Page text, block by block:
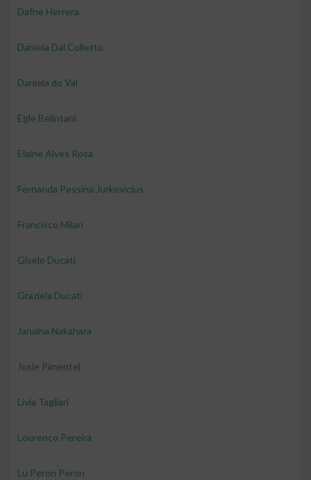
Dafne Herrera
Daniela Dal Colletto
Daniela do Val
Egle Belintani
Elaine Alves Rosa
Fernanda Pessina Jurkevicius
Francisco Milan
Gisele Ducati
Graziela Ducati
Janaina Nakahara
Josie Pimentel
Livia Tagliari
Lourenço Pereira
Lu Peron Peron